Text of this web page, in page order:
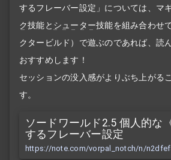
するフレーバー設定」については、マ
ク技能と シューター技能を組み合わせ
クタービルド）で遊ぶのであれば、読
おすすめします！
セッションの没入感がよりぶち上がる
す。
ソードワールド2.5 個人的な
するフレーバー設定
https://note.com/vorpal_notch/n/